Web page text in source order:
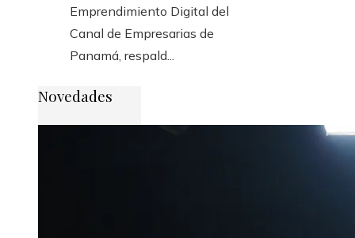
Emprendimiento Digital del
Canal de Empresarias de
Panamá, respald...
Novedades